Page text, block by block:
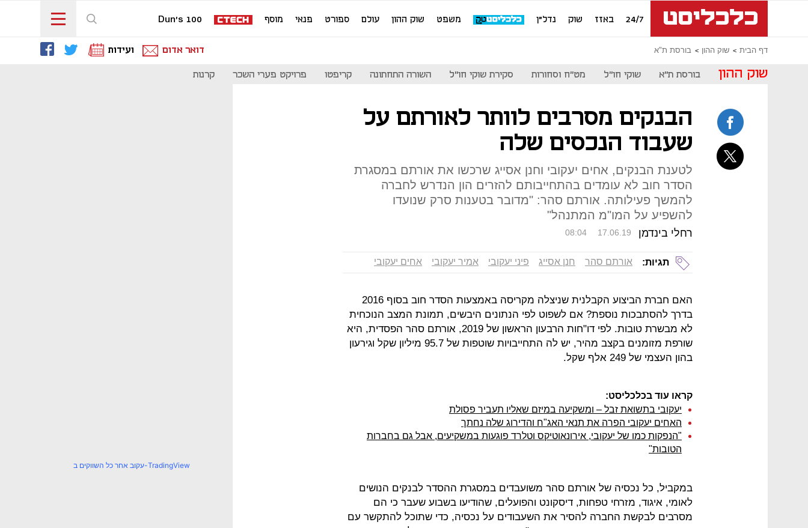
24/7 באזז שוק נדל"ן משפט שוק ההון עולם ספורט פנאי מוסף Dun's 100
דף הבית שוק ההון בורסת ת"א דואר אדום ועידות
שוק ההון בורסת ת"א שוקי חו"ל מט"ח וסחורות סקירת שוקי חו"ל השורה התחתונה קריפטו פרויקט פערי השכר קרנות
הבנקים מסרבים לוותר לאורתם על
שעבוד הנכסים שלה
לטענת הבנקים, אחים יעקובי וחנן אסייג שרכשו את אורתם במסגרת
הסדר חוב לא עומדים בהתחייבותם להזרים הון הנדרש לחברה
להמשך פעילותה. אורתם סהר: "מדובר בטענות סרק שנועדו
להשפיע על המו"מ המתנהל"
רחלי בינדמן 08:04 17.06.19
תגיות: אורתם סהר חנן אסייג פיני יעקובי אמיר יעקובי אחים יעקובי
האם חברת הביצוע הקבלנית שניצלה מקריסה באמצעות הסדר חוב בסוף 2016
בדרך להסתבכות נוספת? אם לשפוט לפי הנתונים היבשים, תמונת המצב הנוכחית
לא מבשרת טובות. לפי דו"חות הרבעון הראשון של 2019, אורתם סהר הפסדית, היא
שורפת מזומנים בקצב מהיר, יש לה התחייבויות שוטפות של 95.7 מיליון שקל וגירעון
בהון העצמי של 249 אלף שקל.
קראו עוד בכלכליסט:
יעקובי בתשואת זבל – ומשקיעה במיזם שאליו תעביר פסולת
האחים יעקובי הפרה את תנאי האג"ח והדירוג שלה נחתך
"הנפקות כמו של יעקובי, אירונאוטיקס וטלרד פוגעות במשקיעים, אבל גם בחברות
הטובות"
במקביל, כל נכסיה של אורתם סהר משועבדים במסגרת ההסדר לבנקים הנושים
לאומי, איגוד, מזרחי טפחות, דיסקונט והפועלים, שהודיעו בשבוע שעבר כי הם
מסרבים לבקשת החברה להסיר את השעבודים על נכסיה, כדי שתוכל להתקשר עם
עקוב אחר כל השווקים ב-TradingView